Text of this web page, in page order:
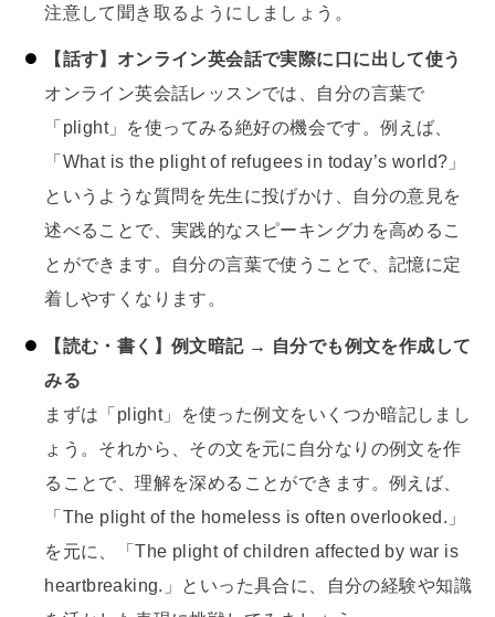
注意して聞き取るようにしましょう。
【話す】オンライン英会話で実際に口に出して使う
オンライン英会話レッスンでは、自分の言葉で
「plight」を使ってみる絶好の機会です。例えば、
「What is the plight of refugees in today’s world?」
というような質問を先生に投げかけ、自分の意見を
述べることで、実践的なスピーキング力を高めるこ
とができます。自分の言葉で使うことで、記憶に定
着しやすくなります。
【読む・書く】例文暗記 → 自分でも例文を作成して
みる
まずは「plight」を使った例文をいくつか暗記しまし
ょう。それから、その文を元に自分なりの例文を作
ることで、理解を深めることができます。例えば、
「The plight of the homeless is often overlooked.」
を元に、「The plight of children affected by war is
heartbreaking.」といった具合に、自分の経験や知識